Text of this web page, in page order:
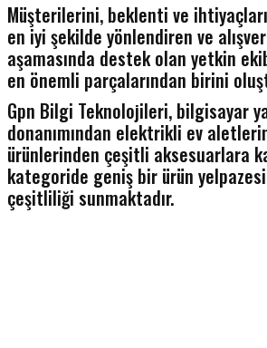
Müşterilerini, beklenti ve
en iyi şekilde yönlendiren ve
aşamasında destek olan yetkin
en önemli parçalarından birini
Gpn Bilgi Teknolojileri, bilgisayar
donanımından elektrikli ev
ürünlerinden çeşitli aksesuarlara
kategoride geniş bir ürün
çeşitliliği sunmaktadır.